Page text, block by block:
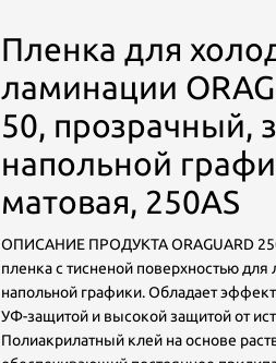
Пленка для
ламинации
50, прозрачный,
напольной
матовая, 250AS
ОПИСАНИЕ ПРОДУКТА ORAGUARD
пленка с тисненой поверхностью для
напольной графики. Обладает
УФ-защитой и высокой защитой от
Полиакрилатный клей на основе